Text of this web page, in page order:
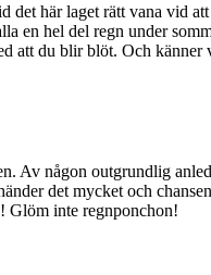
det här laget rätt vana vid
en hel del regn under
att du blir blöt. Och
Av någon outgrundlig
det mycket och
Glöm inte regnponchon!